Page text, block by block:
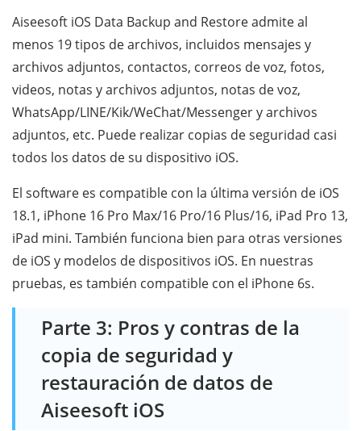
Aiseesoft iOS Data Backup and Restore admite al
menos 19 tipos de archivos, incluidos mensajes y
archivos adjuntos, contactos, correos de voz, fotos,
videos, notas y archivos adjuntos, notas de voz,
WhatsApp/LINE/Kik/WeChat/Messenger y archivos
adjuntos, etc. Puede realizar copias de seguridad casi
todos los datos de su dispositivo iOS.
El software es compatible con la última versión de iOS
18.1, iPhone 16 Pro Max/16 Pro/16 Plus/16, iPad Pro 13,
iPad mini. También funciona bien para otras versiones
de iOS y modelos de dispositivos iOS. En nuestras
pruebas, es también compatible con el iPhone 6s.
Parte 3: Pros y contras de la
copia de seguridad y
restauración de datos de
Aiseesoft iOS